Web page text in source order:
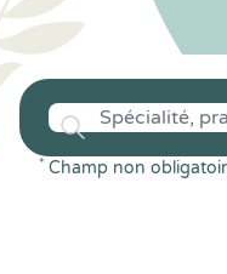
* Champ non